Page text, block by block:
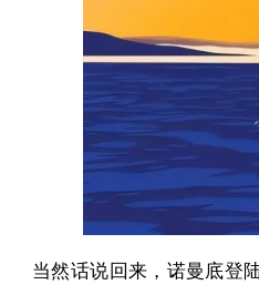
当然话说回来，诺曼底登